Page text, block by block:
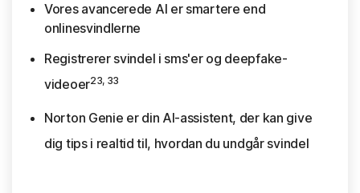
Vores avancerede AI er smartere end
onlinesvindlerne
Registrerer svindel i sms'er og deepfake-
videoer23, 33
Norton Genie er din AI-assistent, der kan give
dig tips i realtid til, hvordan du undgår svindel